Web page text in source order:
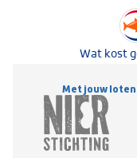
Wat kost
Met jouw
Keurmerken van